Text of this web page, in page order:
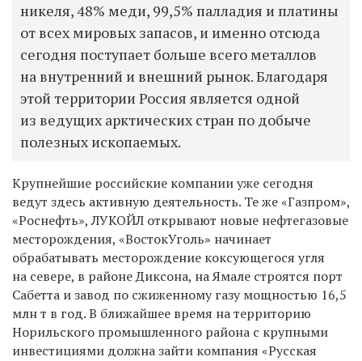
никеля, 48% меди, 99,5% палладия и платины
от всех мировых запасов, и именно отсюда
сегодня поступает больше всего металлов
на внутренний и внешний рынок. Благодаря
этой территории Россия является одной
из ведущих арктических стран по добыче
полезных ископаемых.
Крупнейшие российские компании уже сегодня
ведут здесь активную деятельность. Те же «Газпром»,
«Роснефть», ЛУКОЙЛ открывают новые нефтегазовые
месторождения, «ВостокУголь» начинает
обрабатывать месторождение коксующегося угля
на севере, в районе Диксона, на Ямале строятся порт
Сабетта и завод по сжиженному газу мощностью 16,5
млн т в год. В ближайшее время на территорию
Норильского промышленного района с крупными
инвестициями должна зайти компания «Русская